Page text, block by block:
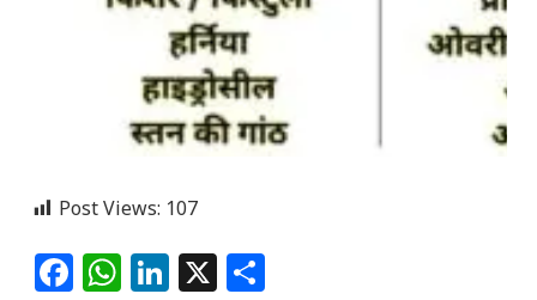
Post Views: 107
Facebook
WhatsApp
LinkedIn
X